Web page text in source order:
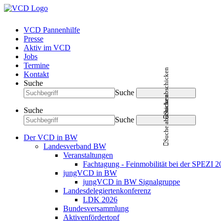
VCD Pannenhilfe
Presse
Aktiv im VCD
Jobs
Termine
Kontakt
Suche
Suche
Suche abschicken
Suche
Suche
Suche abschicken
Der VCD in BW
Landesverband BW
Veranstaltungen
Fachtagung - Feinmobilität bei der SPEZI
jungVCD in BW
jungVCD in BW Signalgruppe
Landesdelegiertenkonferenz
LDK 2026
Bundesversammlung
Aktivenfördertopf